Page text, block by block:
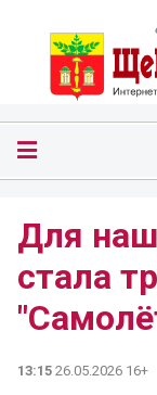
Для
стала
13:15 26.05.2026 16+